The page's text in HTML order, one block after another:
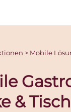
> Mobile
&